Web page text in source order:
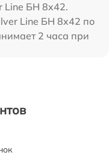
Line БН 8x42.
Line БН 8x42 по
2 часа при